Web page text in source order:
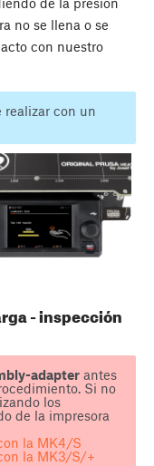
no se llena o se
con nuestro
realizar con un
- inspección
adapterantes
Si no
los
de la impresora
la MK4/S
la MK3/S/+